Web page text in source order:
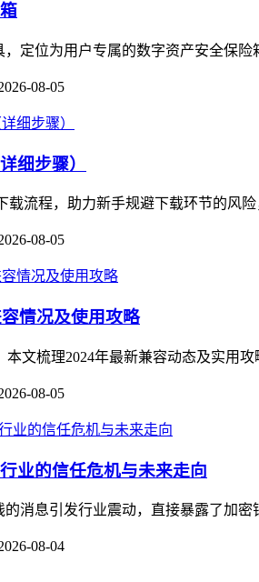
，定位为用户专属的数字资产安全保
08-05
细步骤）
载流程，助力新手规避下载环节的风
08-05
情况及使用攻略
文梳理2024年最新兼容动态及实用
08-05
业的信任危机与未来走向
的消息引发行业震动，直接暴露了
08-04